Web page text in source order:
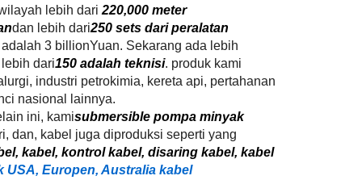
lebih dari 220,000 meter
dan lebih dari250 sets dari peralatan
3 billionYuan. Sekarang ada lebih
dari150 adalah teknisi. produk kami
industri petrokimia, kereta api, pertahanan
nasional lainnya.
ini, kamisubmersible pompa minyak
dan, kabel juga diproduksi seperti yang
kabel, kontrol kabel, disaring kabel, kabel
USA, Europen, Australia kabel